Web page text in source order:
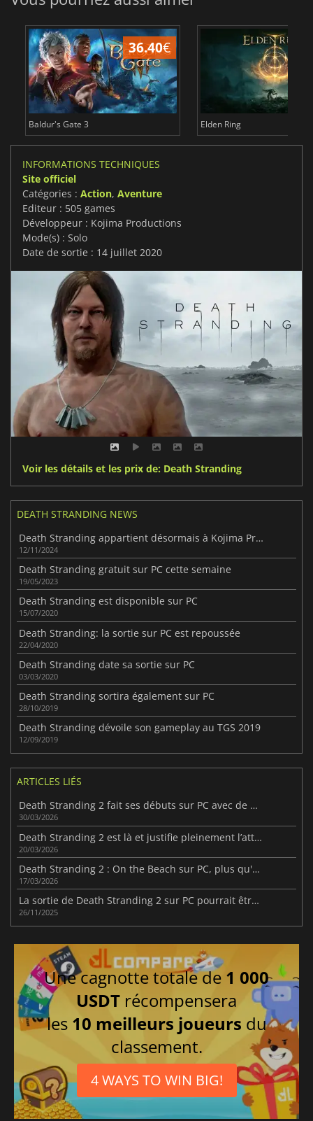
36.40€
Baldur's Gate 3 Elden Ring
INFORMATIONS TECHNIQUES
Site officiel
Catégories : Action, Aventure
Editeur : 505 games
Développeur : Kojima Productions
Mode(s) : Solo
Date de sortie : 14 juillet 2020
Voir les détails et les prix de: Death Stranding
DEATH STRANDING NEWS
Death Stranding appartient désormais à Kojima Productions et n'est plus une exclusivité de Sony
12/11/2024
Death Stranding gratuit sur PC cette semaine
19/05/2023
Death Stranding est disponible sur PC
15/07/2020
Death Stranding: la sortie sur PC est repoussée
22/04/2020
Death Stranding date sa sortie sur PC
03/03/2020
Death Stranding sortira également sur PC
28/10/2019
Death Stranding dévoile son gameplay au TGS 2019
12/09/2019
ARTICLES LIÉS
Death Stranding 2 fait ses débuts sur PC avec de bonnes ventes
30/03/2026
Death Stranding 2 est là et justifie pleinement l’attente
20/03/2026
Death Stranding 2 : On the Beach sur PC, plus qu'un simple portage
17/03/2026
La sortie de Death Stranding 2 sur PC pourrait être imminente
26/11/2025
Une cagnotte totale de 1 000
USDT récompensera
les 10 meilleurs joueurs du
classement.
4 WAYS TO WIN BIG!